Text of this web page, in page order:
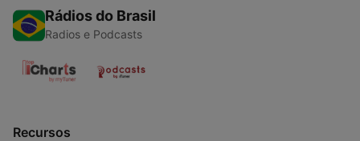
Rádios do Brasil
Radios e Podcasts
Recursos